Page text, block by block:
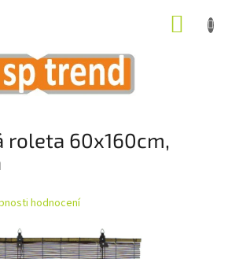
roleta 60x160cm,
hodnocení